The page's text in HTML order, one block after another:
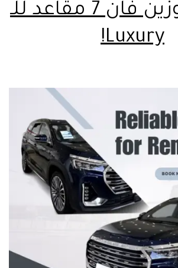
ايجار ليموزين فان 7 مقاعد للـ
Luxury!